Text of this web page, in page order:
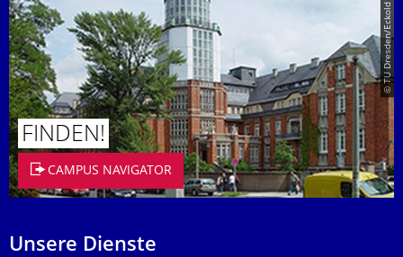
© TU Dresden/Eckold
FINDEN!
CAMPUS NAVIGATOR
Unsere Dienste